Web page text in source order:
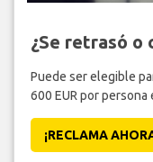
¿Se retrasó o
Puede ser elegible
600 EUR por persona
¡RECLAMA